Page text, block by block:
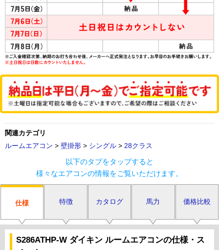
関連カテゴリ
ルームエアコン > 壁掛形 > シングル > 28クラス
以下のタブをタップすると
様々なエアコンの情報をご覧いただけます。
仕様 特徴 カタログ 馬力 価格比較
S286ATHP-W ダイキン ルームエアコンの仕様・ス